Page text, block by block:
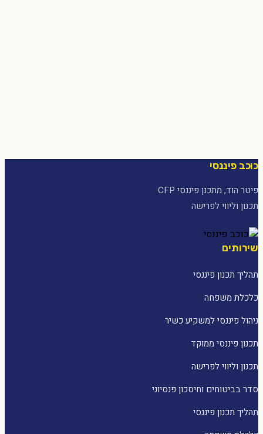
כוכב פיננסי
פיטר הוד, מתכנן פיננסי CFP
תכנון וליווי לפרישה
שירותים
תהליך תכנון פיננסי
כלכלת משפחה
ניהול פיננסי למשקיע כשיר
תכנון פיננסי ממוקד
תכנון וליווי לפרישה
סדר בביטוחים וחיסכון פנסיוני
תהליך תכנון פיננסי